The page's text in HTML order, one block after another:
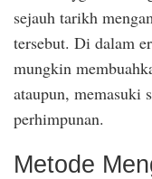
sejauh tarikh
tersebut. Di dalam
mungkin
ataupun, memasuki
perhimpunan.
Metode